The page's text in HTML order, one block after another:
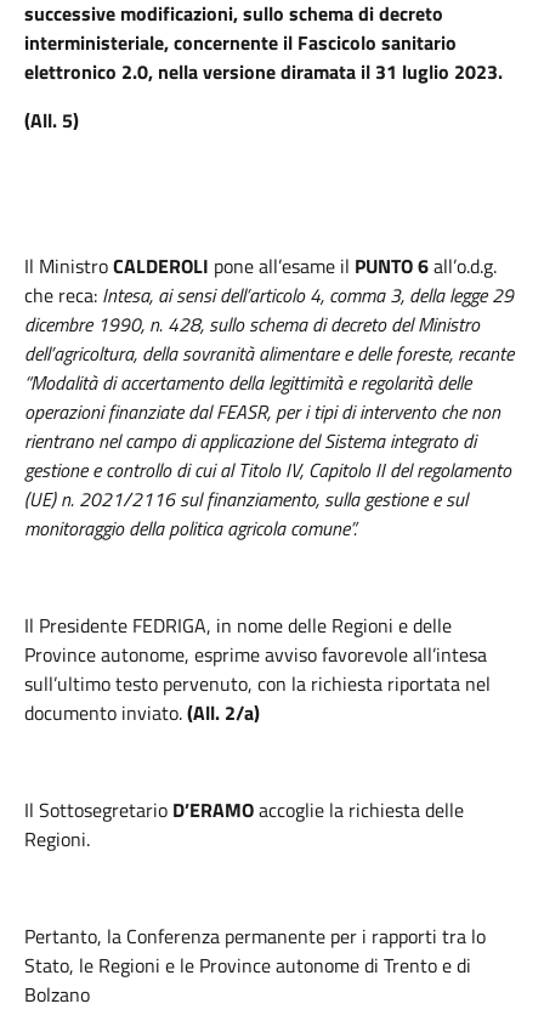
successive modificazioni, sullo schema di decreto
interministeriale, concernente il Fascicolo sanitario
elettronico 2.0, nella versione diramata il 31 luglio 2023.
(All. 5)
Il MinistroCALDEROLI pone all’esame il PUNTO 6all’o.d.g.
che reca: Intesa, ai sensi dell’articolo 4, comma 3, della legge 29
dicembre 1990, n. 428, sullo schema di decreto del Ministro
dell’agricoltura, della sovranità alimentare e delle foreste, recante
“Modalità di accertamento della legittimità e regolarità delle
operazioni finanziate dal FEASR, per i tipi di intervento che non
rientrano nel campo di applicazione del Sistema integrato di
gestione e controllo di cui al Titolo IV, Capitolo II del regolamento
(UE) n. 2021/2116 sul finanziamento, sulla gestione e sul
monitoraggio della politica agricola comune”.
Il Presidente FEDRIGA, in nome delle Regioni e delle
Province autonome, esprime avviso favorevole all’intesa
sull’ultimo testo pervenuto, con la richiesta riportata nel
documento inviato.(All. 2/a)
Il Sottosegretario D’ERAMOaccoglie la richiesta delle
Regioni.
Pertanto, la Conferenza permanente per i rapporti tra lo
Stato, le Regioni e le Province autonome di Trento e di
Bolzano